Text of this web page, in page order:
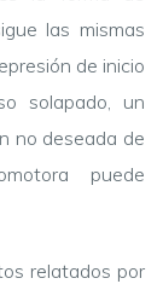
las mismas
de inicio
solapado, un
no deseada de
puede
relatados por